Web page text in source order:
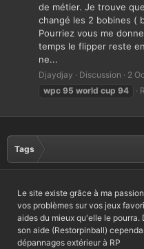
de métier. Je trouve
changé les 2 bobines (
Pourriez vous me
temps le flipper reste
ne...
Djaydjay Discussion 2
wpc 95 world cup 94
Tags
Le site existe grâce à ma
vos problèmes sur vos jeux
aides du mieux qu'elle le
son aide (Restorpinball)
dépannages extérieur à RP